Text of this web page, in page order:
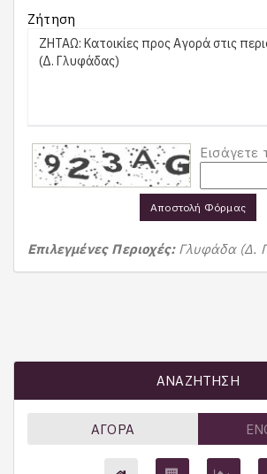
Ζήτηση
Εισάγετε
Αποστολή Φόρμας
Επιλεγμένες Περιοχές: Γλυφάδα (Δ.
ΑΝΑΖΉΤΗΣΗ
ΑΓΟΡΆ